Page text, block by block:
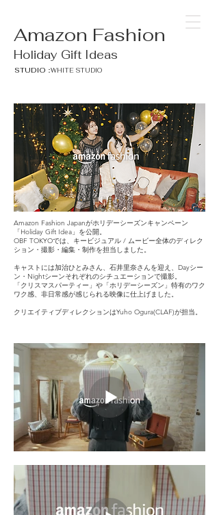
Amazon Fashion
Holiday Gift Ideas
STUDIO：WHITE STUDIO
Amazon Fashion Japanがホリデーシーズンキャンペーン
「Holiday Gift Idea」を公開。
OBF TOKYOでは、キービジュアル / ムービー全体のディレク
ション・撮影・編集・制作を担当しました。
キャストには加治ひとみさん、石井里奈さんを迎え、Dayシー
ン・Nightシーンそれぞれのシチュエーションで撮影。
「クリスマスパーティー」や「ホリデーシーズン」特有のワク
ワク感、非日常感が感じられる映像に仕上げました。
クリエイティブディレクションはYuho Ogura(CLAF)が担当。